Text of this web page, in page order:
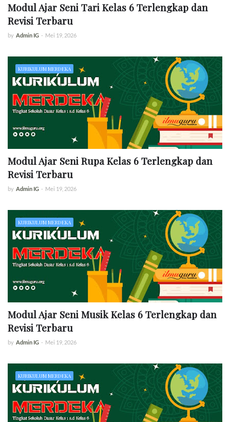
Modul Ajar Seni Tari Kelas 6 Terlengkap dan
Revisi Terbaru
by Admin IG - Mei 19, 2026
KURIKULUM MERDEKA
Modul Ajar Seni Rupa Kelas 6 Terlengkap dan
Revisi Terbaru
by Admin IG - Mei 19, 2026
KURIKULUM MERDEKA
Modul Ajar Seni Musik Kelas 6 Terlengkap dan
Revisi Terbaru
by Admin IG - Mei 19, 2026
KURIKULUM MERDEKA